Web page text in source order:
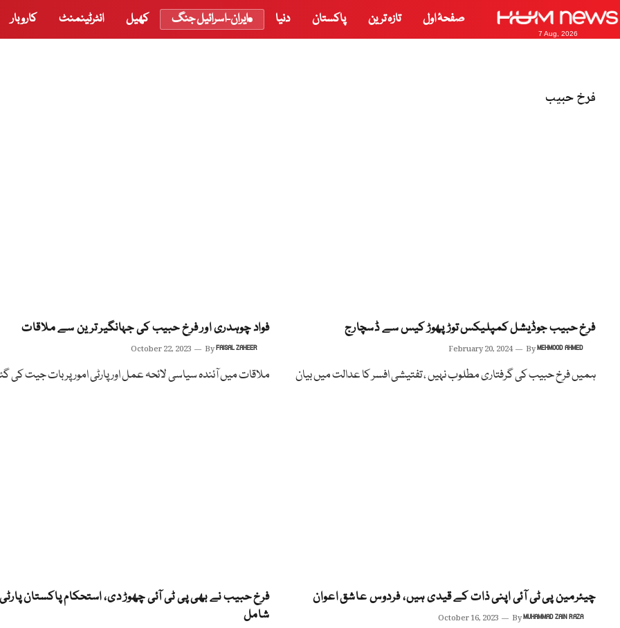
7 Aug, 2026
صفحۂ اول تازہ ترین پاکستان دنیا ایران-اسرائیل جنگ کھیل انٹرٹینمنٹ کاروبار
فرخ حبیب
فرخ حبیب جوڈیشل کمپلیکس توڑ پھوڑ کیس سے ڈسچارج
February 20, 2024 ByMEHMOOD AHMED
ہمیں فرخ حبیب کی گرفتاری مطلوب نہیں ، تفتیشی افسر کا عدالت میں بیان
فواد چوہدری اور فرخ حبیب کی جہانگیر ترین سے ملاقات
October 22, 2023 ByFAISAL ZAHEER
ملاقات میں آئندہ سیاسی لائحہ عمل اور پارٹی امور پر بات جیت کی
چیئرمین پی ٹی آئی اپنی ذات کے قیدی ہیں، فردوس عاشق اعوان
October 16, 2023 ByMUHAMMAD ZAIN RAZA
فرخ حبیب نے بھی پی ٹی آئی چھوڑ دی، استحکام پاکستان
شامل